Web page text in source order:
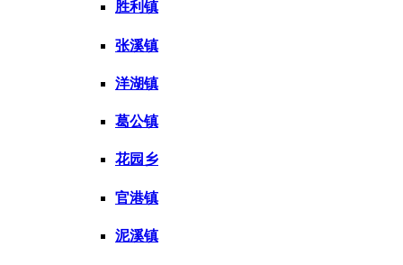
胜利镇
张溪镇
洋湖镇
葛公镇
花园乡
官港镇
泥溪镇